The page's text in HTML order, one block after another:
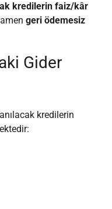
kredilerin faiz/kâr
geri ödemesiz
Gider
kredilerin